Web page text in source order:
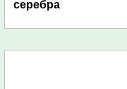
серебра